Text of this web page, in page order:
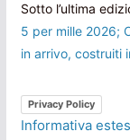
Sotto l’ultima
5 per mille 2026;
in arrivo, costruiti
Privacy Policy
Informativa